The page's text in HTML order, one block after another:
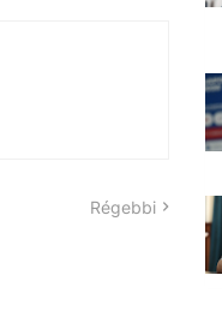
Régebbi